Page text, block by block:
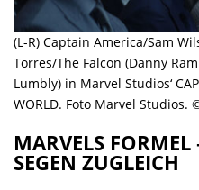
(L-R) Captain America/Sam
Torres/The Falcon (Danny
Lumbly) in Marvel Studios‘
WORLD. Foto Marvel Studios.
MARVELS
SEGEN ZUGLEICH